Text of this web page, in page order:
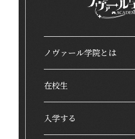
ノヴァール学院とは
在校生
入学する